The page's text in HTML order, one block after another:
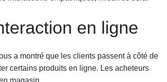
en ligne
a montré que les clients passent à côté de
certains produits en ligne. Les acheteurs
magasin.